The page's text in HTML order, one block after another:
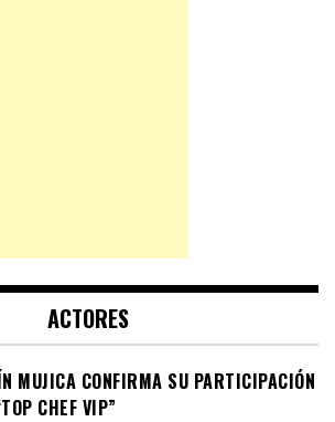
ACTORES
MUJICA CONFIRMA SU PARTICIPACIÓN
CHEF VIP”